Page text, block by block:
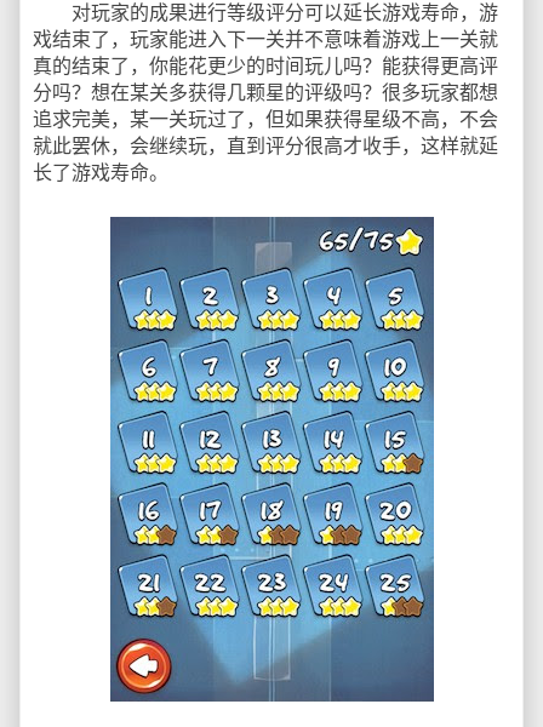
对玩家的成果进行等级评分可以延长游戏寿命，游
戏结束了，玩家能进入下一关并不意味着游戏上一关就
真的结束了，你能花更少的时间玩儿吗？能获得更高评
分吗？想在某关多获得几颗星的评级吗？很多玩家都想
追求完美，某一关玩过了，但如果获得星级不高，不会
就此罢休，会继续玩，直到评分很高才收手，这样就延
长了游戏寿命。